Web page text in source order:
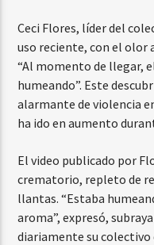
Ceci Flores, líder del
uso reciente, con el olor
“Al momento de llegar,
humeando”. Este
alarmante de violencia
ha ido en aumento
El video publicado por
crematorio, repleto de
llantas. “Estaba
aroma”, expresó,
diariamente su colectivo